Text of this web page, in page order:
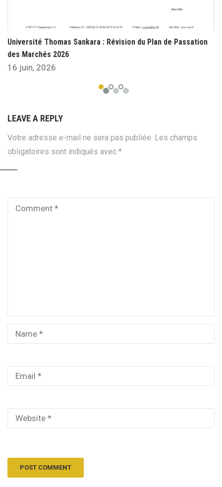
Université Thomas Sankara : Révision du Plan de Passation
des Marchés 2026
16 juin, 2026
LEAVE A REPLY
Votre adresse e-mail ne sera pas publiée. Les champs
obligatoires sont indiqués avec *